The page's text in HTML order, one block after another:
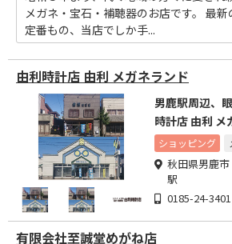
メガネ・宝石・補聴器のお店です。 最
定番もの、当店でしか手...
由利時計店 由利 メガネランド
男鹿駅周辺、
時計店 由利 メ
ショッピング
秋田県男鹿
駅
0185-24-3401
有限会社至誠堂めがね店